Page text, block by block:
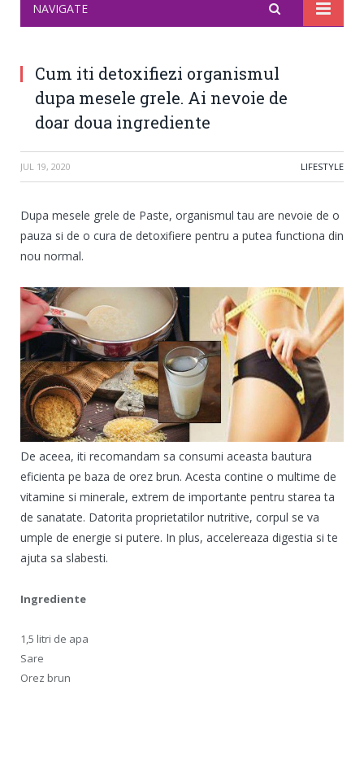
NAVIGATE
Cum iti detoxifiezi organismul
dupa mesele grele. Ai nevoie de
doar doua ingrediente
JUL 19, 2020 LIFESTYLE
Dupa mesele grele de Paste, organismul tau are nevoie de o
pauza si de o cura de detoxifiere pentru a putea functiona din
nou normal.
De aceea, iti recomandam sa consumi aceasta bautura
eficienta pe baza de orez brun. Acesta contine o multime de
vitamine si minerale, extrem de importante pentru starea ta
de sanatate. Datorita proprietatilor nutritive, corpul se va
umple de energie si putere. In plus, accelereaza digestia si te
ajuta sa slabesti.
Ingrediente
1,5 litri de apa
Sare
Orez brun